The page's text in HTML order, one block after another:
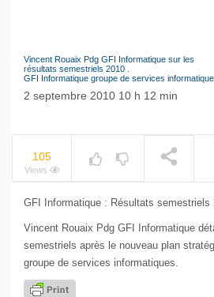
NOW PLAYING
Le
Vincent Rouaix Pdg GFI Informatique sur les
résultats semestriels 2010 .
GFI Informatique groupe de services
2 septembre 2010 10 h 12 min
105
Views
GFI Informatique : Résultats semestriels
Vincent Rouaix Pdg GFI Informatique
semestriels après le nouveau plan
groupe de services informatiques.